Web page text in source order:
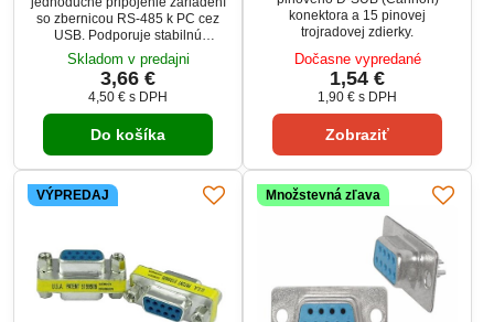
so zbernicou RS-485 k PC cez
USB. Podporuje stabilnú
komunikáciu až do vzdialenosti
1200 m a rýchlosti do 115 kbit/s.
Ideálny pre priemyselné
aplikácie, automatizáciu a
meracie systémy. Napájanie
priamo z USB zabezpečuje
externého zdroja.
Skladom v predajni
3,66 €
4,50 € s DPH
Do košíka
konektora a 15 pinovej
trojradovej zdierky.
Dočasne vypredané
1,54 €
1,90 € s DPH
Zobraziť
VÝPREDAJ Množstevná zľava